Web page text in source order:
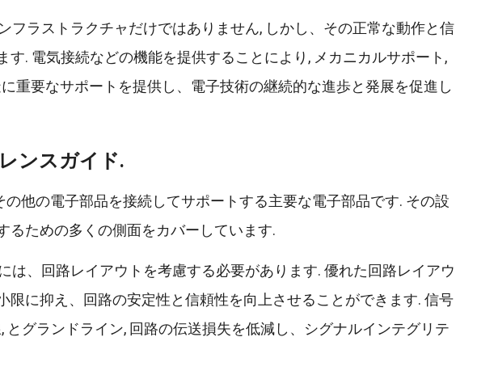
フラストラクチャだけではありません, しかし、その正常な動作と信
. 電気接続などの機能を提供することにより, メカニカルサポート,
重要なサポートを提供し、電子技術の継続的な進歩と発展を促進し
ンスガイド.
他の電子部品を接続してサポートする主要な電子部品です. その設
るための多くの側面をカバーしています.
は、回路レイアウトを考慮する必要があります. 優れた回路レイアウ
に抑え、回路の安定性と信頼性を向上させることができます. 信号
グランドライン, 回路の伝送損失を低減し、シグナルインテグリテ